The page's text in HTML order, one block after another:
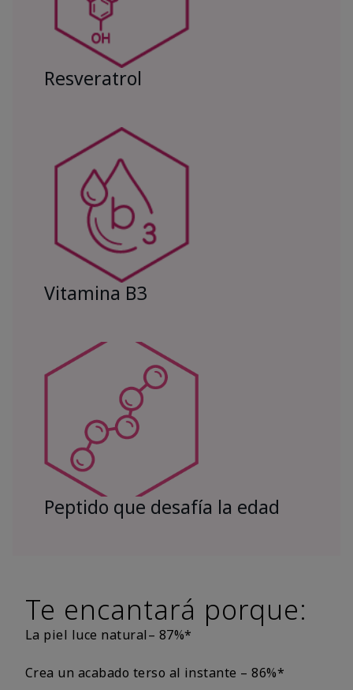
Resveratrol
Vitamina B3
Peptido que desafía la edad
Te encantará porque:
La piel luce natural– 87%*
Crea un acabado terso al instante – 86%*